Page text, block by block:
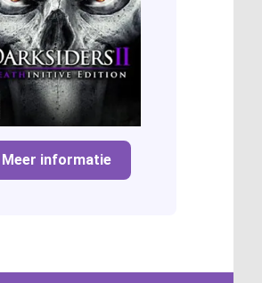
Meer informatie